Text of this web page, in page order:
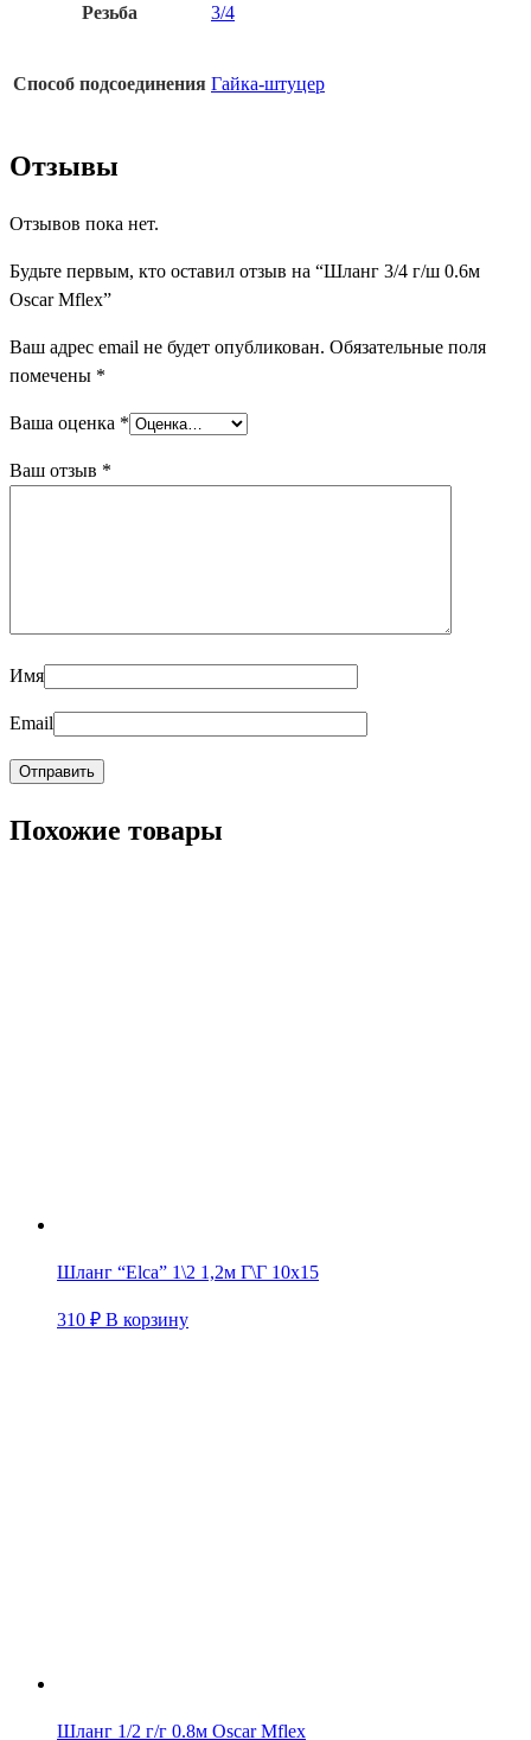
Резьба 3/4
Способ подсоединения Гайка-штуцер
Отзывы
Отзывов пока нет.
Будьте первым, кто оставил отзыв на “Шланг 3/4 г/ш 0.6м
Oscar Mflex”
Ваш адрес email не будет опубликован. Обязательные поля
помечены *
Ваша оценка *
Ваш отзыв *
Имя
Email
Похожие товары
Шланг “Elca” 1\2 1,2м Г\Г 10х15
310 ₽ В корзину
Шланг 1/2 г/г 0.8м Oscar Mflex